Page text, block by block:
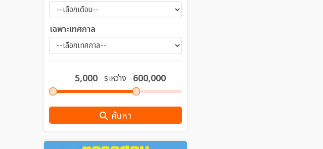
เฉพาะเทศกาล
ระหว่าง
ค้นหา